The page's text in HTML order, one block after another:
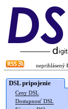
neprihlásený
DSL pripojenie
Ceny DSL
Dostupnosť DSL